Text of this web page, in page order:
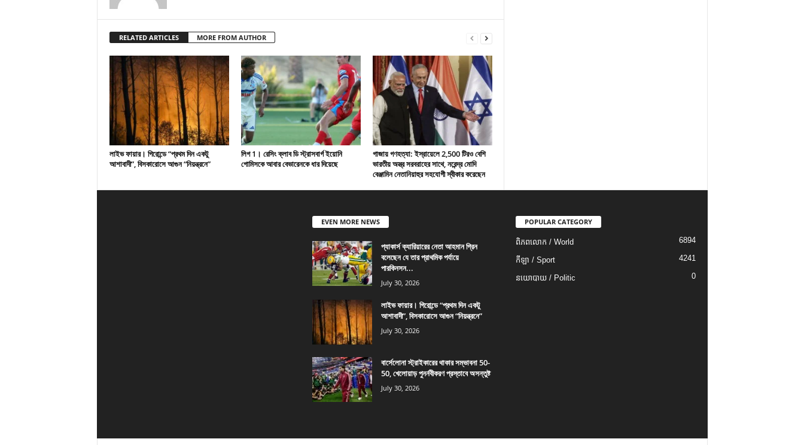
RELATED ARTICLES MORE FROM AUTHOR
লাইভ ফায়ার। গিরোন্ডে “প্রথম দিন একটু
আশাবাদী”, বিসকারোসে আগুন “নিয়ন্ত্রনে”
লিগ 1। রেসিং ক্লাব ডি স্ট্রাসবার্গ ইয়োনি
গোমিসকে আবার বেভারেনকে ধার দিয়েছে
গাজায় গণহত্যা: ইস্রায়েলে 2,500 টিরও বেশি
ভারতীয় অস্ত্র সরবরাহের সাথে, নরেন্দ্র মোদি
বেঞ্জামিন নেতানিয়াহুর সহযোগী স্বীকার করেছেন
EVEN MORE NEWS
প্যাকার্স ক্যারিয়ারের নেতা আহমান গ্রিন
বলেছেন যে তার প্রাথমিক পর্যায়ে
পারকিনসন...
July 30, 2026
লাইভ ফায়ার। গিরোন্ডে “প্রথম দিন একটু
আশাবাদী”, বিসকারোসে আগুন “নিয়ন্ত্রনে”
July 30, 2026
বার্সেলোনা স্ট্রাইকারের থাকার সম্ভাবনা 50-
50, খেলোয়াড় পুনর্নবীকরণ প্রস্তাবে অসন্তুষ্ট
July 30, 2026
POPULAR CATEGORY
ពិភពលោក / World 6894
កីឡា / Sport 4241
នយោបាយ / Politic 0